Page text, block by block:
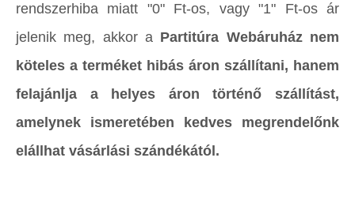
rendszerhiba miatt "0" Ft-os, vagy "1" Ft-os ár
jelenik meg, akkor a Partitúra Webáruház nem
köteles a terméket hibás áron szállítani, hanem
felajánlja a helyes áron történő szállítást,
amelynek ismeretében kedves megrendelőnk
elállhat vásárlási szándékától.